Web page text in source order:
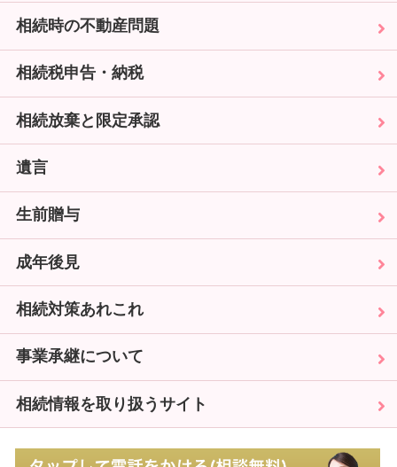
相続時の不動産問題
相続税申告・納税
相続放棄と限定承認
遺言
生前贈与
成年後見
相続対策あれこれ
事業承継について
相続情報を取り扱うサイト